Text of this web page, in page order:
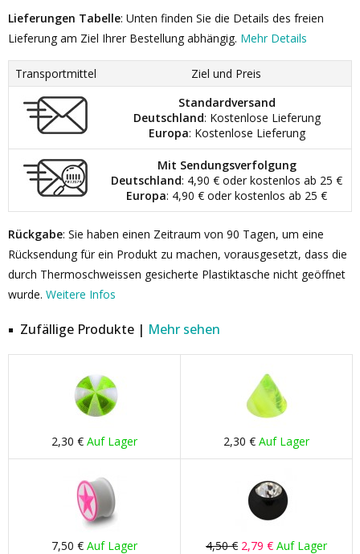
Lieferungen Tabelle: Unten finden Sie die Details des freien
Lieferung am Ziel Ihrer Bestellung abhängig. Mehr Details
Transportmittel
Ziel und Preis
Standardversand
Deutschland: Kostenlose Lieferung
Europa: Kostenlose Lieferung
Mit Sendungsverfolgung
Deutschland: 4,90 € oder kostenlos ab 25 €
Europa: 4,90 € oder kostenlos ab 25 €
Rückgabe: Sie haben einen Zeitraum von 90 Tagen, um eine
Rücksendung für ein Produkt zu machen, vorausgesetzt, dass die
durch Thermoschweissen gesicherte Plastiktasche nicht geöffnet
wurde. Weitere Infos
Zufällige Produkte | Mehr sehen
2,30 € Auf Lager 2,30 € Auf Lager
7,50 € Auf Lager 4,50 € 2,79 € Auf Lager